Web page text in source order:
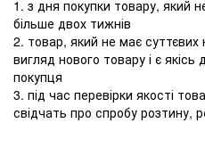
1. з дня покупки товару, який
більше двох тижнів
2. товар, який не має суттєвих
вигляд нового товару і є
покупця
3. під час перевірки якості
свідчать про спробу розтину,